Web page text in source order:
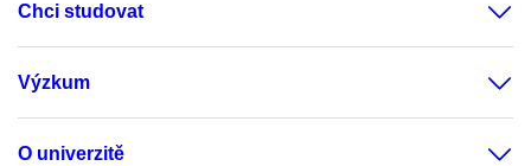
Chci studovat
Výzkum
O univerzitě